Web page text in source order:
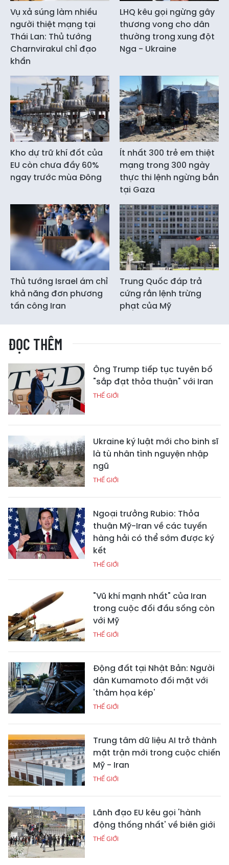
Vụ xả súng làm nhiều
người thiệt mạng tại
Thái Lan: Thủ tướng
Charnvirakul chỉ đạo
khẩn
LHQ kêu gọi ngừng gây
thương vong cho dân
thường trong xung đột
Nga - Ukraine
Kho dự trữ khí đốt của
EU còn chưa đầy 60%
ngay trước mùa Đông
Ít nhất 300 trẻ em thiệt
mạng trong 300 ngày
thực thi lệnh ngừng bắn
tại Gaza
Thủ tướng Israel ám chỉ
khả năng đơn phương
tấn công Iran
Trung Quốc đáp trả
cứng rắn lệnh trừng
phạt của Mỹ
ĐỌC THÊM
Ông Trump tiếp tục tuyên bố
"sắp đạt thỏa thuận" với Iran
THẾ GIỚI
Ukraine ký luật mới cho binh sĩ
là tù nhân tình nguyện nhập
ngũ
THẾ GIỚI
Ngoại trưởng Rubio: Thỏa
thuận Mỹ-Iran về các tuyến
hàng hải có thể sớm được ký
kết
THẾ GIỚI
"Vũ khí mạnh nhất" của Iran
trong cuộc đối đầu sống còn
với Mỹ
THẾ GIỚI
Động đất tại Nhật Bản: Người
dân Kumamoto đối mặt với
'thảm họa kép'
THẾ GIỚI
Trung tâm dữ liệu AI trở thành
mặt trận mới trong cuộc chiến
Mỹ - Iran
THẾ GIỚI
Lãnh đạo EU kêu gọi 'hành
động thống nhất' về biên giới
THẾ GIỚI